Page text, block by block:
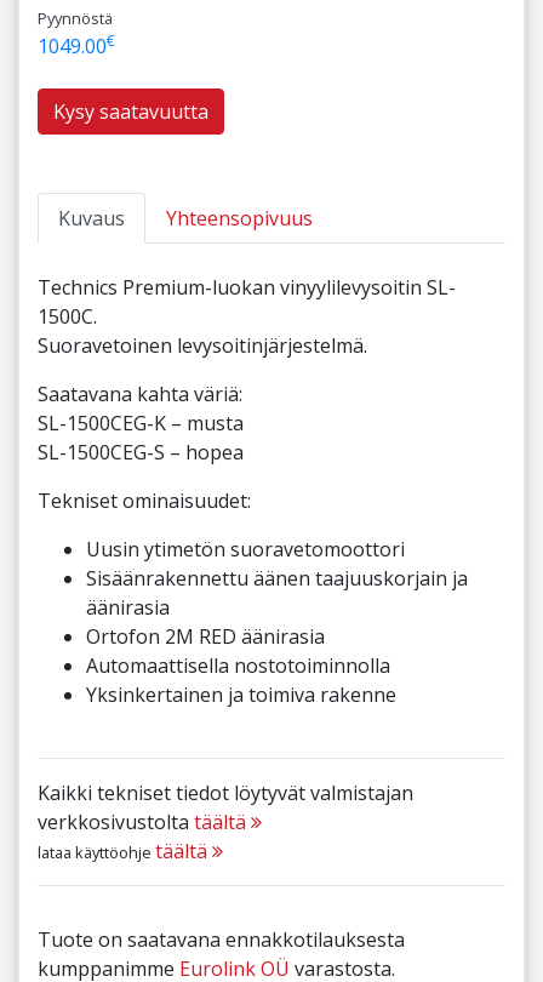
Pyynnöstä
1049.00€
Kysy saatavuutta
Kuvaus Yhteensopivuus
Technics Premium-luokan vinyylilevysoitin SL-
1500C.
Suoravetoinen levysoitinjärjestelmä.
Saatavana kahta väriä:
SL-1500CEG-K – musta
SL-1500CEG-S – hopea
Tekniset ominaisuudet:
Uusin ytimetön suoravetomoottori
Sisäänrakennettu äänen taajuuskorjain ja
äänirasia
Ortofon 2M RED äänirasia
Automaattisella nostotoiminnolla
Yksinkertainen ja toimiva rakenne
Kaikki tekniset tiedot löytyvät valmistajan
verkkosivustolta täältä
lataa käyttöohje täältä
Tuote on saatavana ennakkotilauksesta
kumppanimme Eurolink OÜ varastosta.